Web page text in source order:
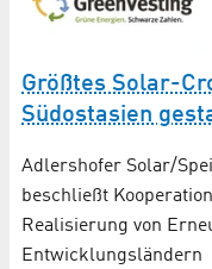
Größtes Solar-
Südostasien
Adlershofer Solar/
beschließt
Realisierung von
Entwicklungsländern